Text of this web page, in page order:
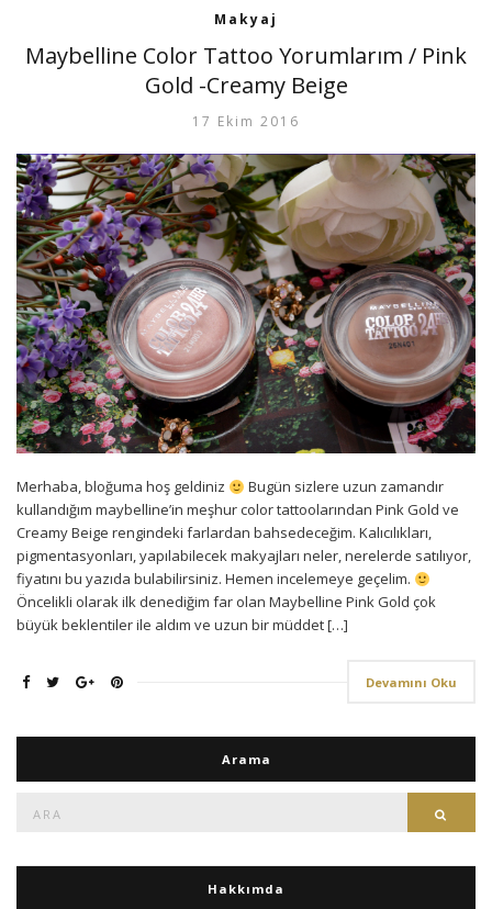
Makyaj
Maybelline Color Tattoo Yorumlarım / Pink
Gold -Creamy Beige
17 Ekim 2016
Merhaba, bloğuma hoş geldiniz
Bugün sizlere uzun zamandır
kullandığım maybelline’in meşhur color tattoolarından Pink Gold ve
Creamy Beige rengindeki farlardan bahsedeceğim. Kalıcılıkları,
pigmentasyonları, yapılabilecek makyajları neler, nerelerde satılıyor,
fiyatını bu yazıda bulabilirsiniz. Hemen incelemeye geçelim.
Öncelikli olarak ilk denediğim far olan Maybelline Pink Gold çok
büyük beklentiler ile aldım ve uzun bir müddet […]
Devamını Oku
Arama
Hakkımda